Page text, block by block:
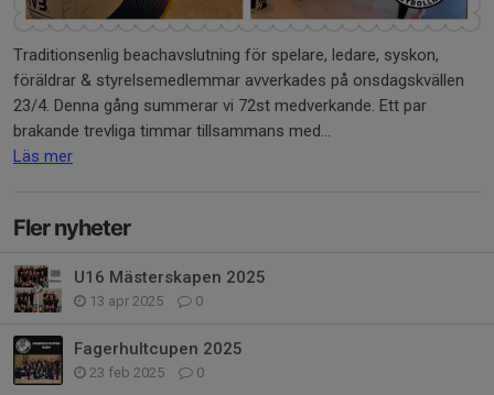
Traditionsenlig beachavslutning för spelare, ledare, syskon,
föräldrar & styrelsemedlemmar avverkades på onsdagskvällen
23/4. Denna gång summerar vi 72st medverkande. Ett par
brakande trevliga timmar tillsammans med...
Läs mer
Fler nyheter
U16 Mästerskapen 2025
13 apr 2025 0
Fagerhultcupen 2025
23 feb 2025 0